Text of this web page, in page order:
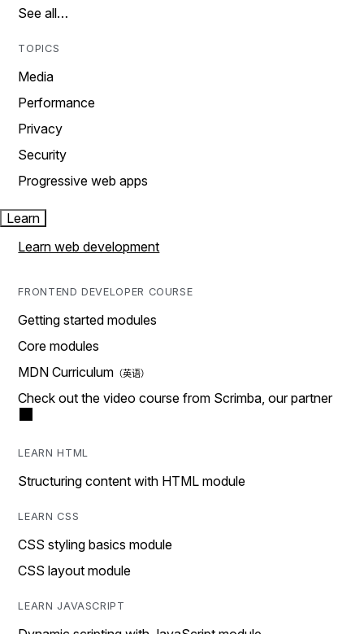
See all…
TOPICS
Media
Performance
Privacy
Security
Progressive web apps
Learn
Learn web development
FRONTEND DEVELOPER COURSE
Getting started modules
Core modules
MDN Curriculum
Check out the video course from Scrimba, our partner
LEARN HTML
Structuring content with HTML module
LEARN CSS
CSS styling basics module
CSS layout module
LEARN JAVASCRIPT